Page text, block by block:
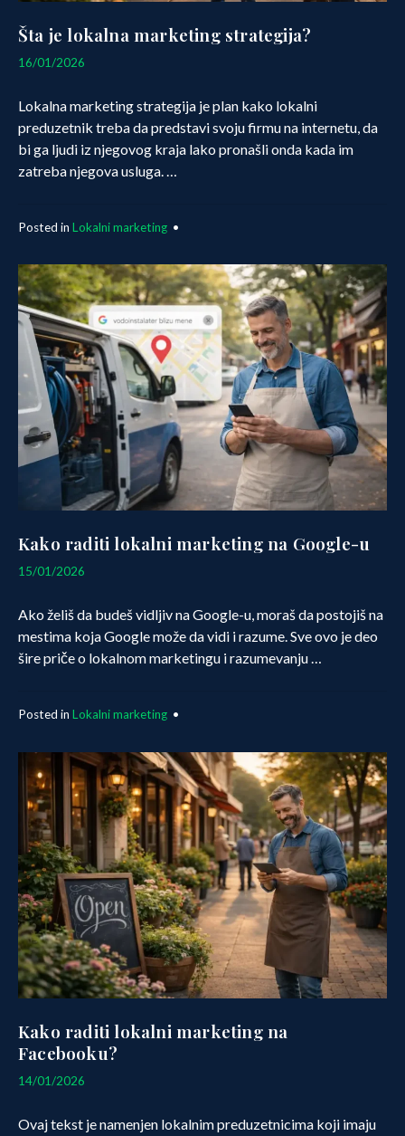
Šta je lokalna marketing strategija?
16/01/2026
Lokalna marketing strategija je plan kako lokalni
preduzetnik treba da predstavi svoju firmu na internetu, da
bi ga ljudi iz njegovog kraja lako pronašli onda kada im
zatreba njegova usluga. …
Posted in Lokalni marketing •
Kako raditi lokalni marketing na Google-u
15/01/2026
Ako želiš da budeš vidljiv na Google-u, moraš da postojiš na
mestima koja Google može da vidi i razume. Sve ovo je deo
šire priče o lokalnom marketingu i razumevanju …
Posted in Lokalni marketing •
Kako raditi lokalni marketing na
Facebooku?
14/01/2026
Ovaj tekst je namenjen lokalnim preduzetnicima koji imaju